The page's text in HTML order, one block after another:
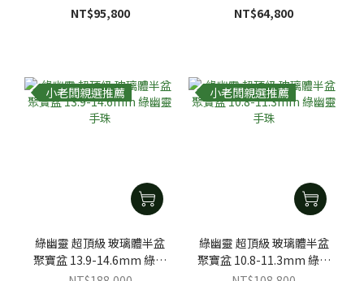
NT$95,800
NT$64,800
小老闆親選推薦
綠幽靈 超頂級 玻璃體半盆
聚寶盆 13.9-14.6mm 綠幽
靈手珠
小老闆親選推薦
綠幽靈 超頂級 玻璃體半盆
聚寶盆 10.8-11.3mm 綠幽
靈手珠